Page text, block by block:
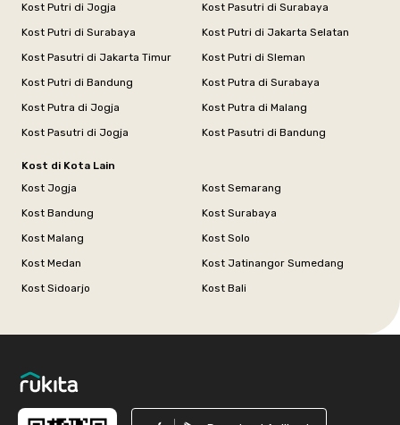
Kost Putri di Jogja
Kost Pasutri di Surabaya
Kost Putri di Surabaya
Kost Putri di Jakarta Selatan
Kost Pasutri di Jakarta Timur
Kost Putri di Sleman
Kost Putri di Bandung
Kost Putra di Surabaya
Kost Putra di Jogja
Kost Putra di Malang
Kost Pasutri di Jogja
Kost Pasutri di Bandung
Kost di Kota Lain
Kost Jogja
Kost Semarang
Kost Bandung
Kost Surabaya
Kost Malang
Kost Solo
Kost Medan
Kost Jatinangor Sumedang
Kost Sidoarjo
Kost Bali